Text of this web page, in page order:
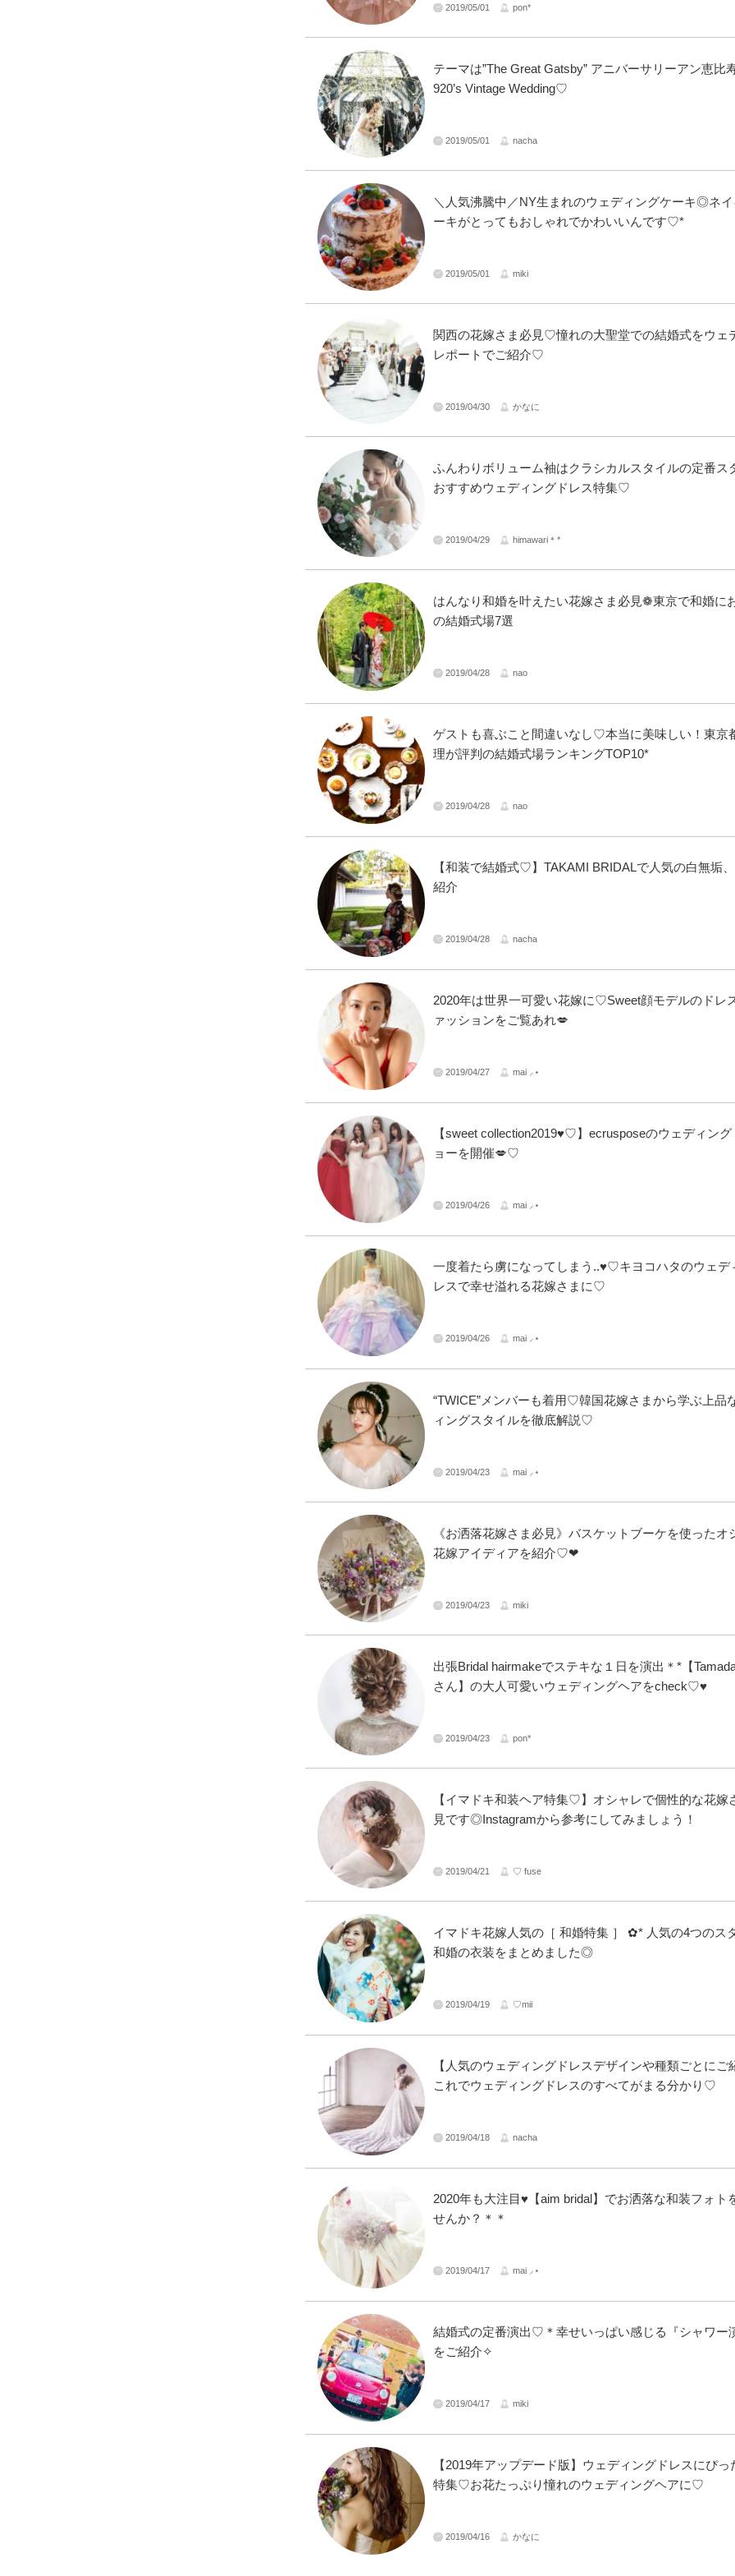
2019/05/01 pon*
テーマは”The Great Gatsby” アニバーサリーアン恵比
920’s Vintage Wedding♡
2019/05/01 nacha
＼人気沸騰中／NY生まれのウェディングケーキ◎ネ
ーキがとってもおしゃれでかわいいんです♡*
2019/05/01 miki
関西の花嫁さま必見♡憧れの大聖堂での結婚式をウェ
レポートでご紹介♡
2019/04/30 かなに
ふんわりボリューム袖はクラシカルスタイルの定番ス
おすすめウェディングドレス特集♡
2019/04/29 himawari＊*
はんなり和婚を叶えたい花嫁さま必見❁東京で和婚に
の結婚式場7選
2019/04/28 nao
ゲストも喜ぶこと間違いなし♡本当に美味しい！東京
理が評判の結婚式場ランキングTOP10*
2019/04/28 nao
【和装で結婚式♡】TAKAMI BRIDALで人気の白無垢
紹介
2019/04/28 nacha
2020年は世界一可愛い花嫁に♡Sweet顔モデルのドレ
ァッションをご覧あれ💋
2019/04/27 mai ⸝⋆
【sweet collection2019♥♡】ecrusposeのウェディング
ョーを開催💋♡
2019/04/26 mai ⸝⋆
一度着たら虜になってしまう..♥♡キヨコハタのウェデ
レスで幸せ溢れる花嫁さまに♡
2019/04/26 mai ⸝⋆
“TWICE”メンバーも着用♡韓国花嫁さまから学ぶ上品
ィングスタイルを徹底解説♡
2019/04/23 mai ⸝⋆
《お洒落花嫁さま必見》バスケットブーケを使ったオ
花嫁アイディアを紹介♡❤︎
2019/04/23 miki
出張Bridal hairmakeでステキな１日を演出＊*【
さん】の大人可愛いウェディングヘアをcheck♡♥
2019/04/23 pon*
【イマドキ和装ヘア特集♡】オシャレで個性的な花嫁
見です◎Instagramから参考にしてみましょう！
2019/04/21 ♡ fuse
イマドキ花嫁人気の［ 和婚特集 ］ ✿* 人気の4つのス
和婚の衣装をまとめました◎
2019/04/19 ♡mii
【人気のウェディングドレスデザインや種類ごとに
これでウェディングドレスのすべてがまる分かり♡
2019/04/18 nacha
2020年も大注目♥【aim bridal】でお洒落な和装フォト
せんか？＊＊
2019/04/17 mai ⸝⋆
結婚式の定番演出♡＊幸せいっぱい感じる『シャワー
をご紹介✧
2019/04/17 miki
【2019年アップデード版】ウェディングドレスにぴっ
特集♡お花たっぷり憧れのウェディングヘアに♡
2019/04/16 かなに